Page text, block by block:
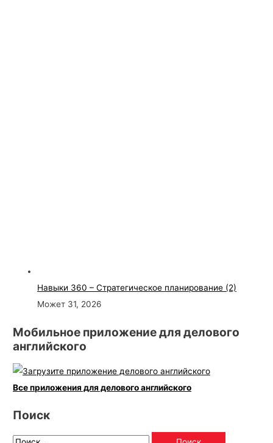
Навыки 360 – Стратегическое планирование (2)
Может 31, 2026
Мобильное приложение для делового
английского
Все приложения для делового английского
Поиск